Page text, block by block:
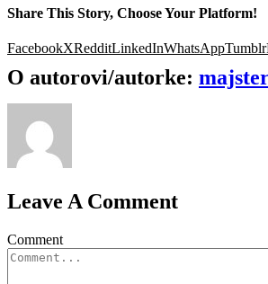
Share This Story, Choose Your Platform!
FacebookXRedditLinkedInWhatsAppTumblr
O autorovi/autorke:
Leave A Comment
Comment